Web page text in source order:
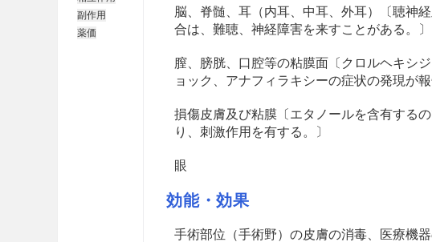
副作用
薬価
脳、脊髄、耳（内耳、中耳、外耳）〔聴神
合は、難聴、神経障害を来すことがある。〕
膣、膀胱、口腔等の粘膜面〔クロルヘキシ
ョック、アナフィラキシーの症状の発現が報
損傷皮膚及び粘膜〔エタノールを含有する
り、刺激作用を有する。〕
眼
効能・効果
手術部位（手術野）の皮膚の消毒、医療機